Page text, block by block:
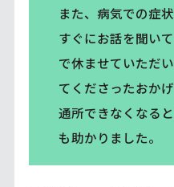
また、病気での症
すぐにお話を聞い
で休ませていただ
てくださったおか
通所できなくなる
も助かりました。